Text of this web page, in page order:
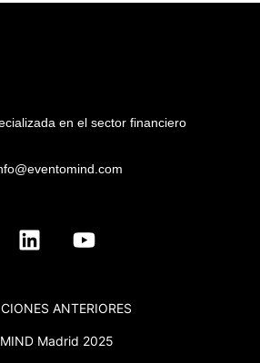
en el sector financiero
ANTERIORES
MIND Madrid 2025